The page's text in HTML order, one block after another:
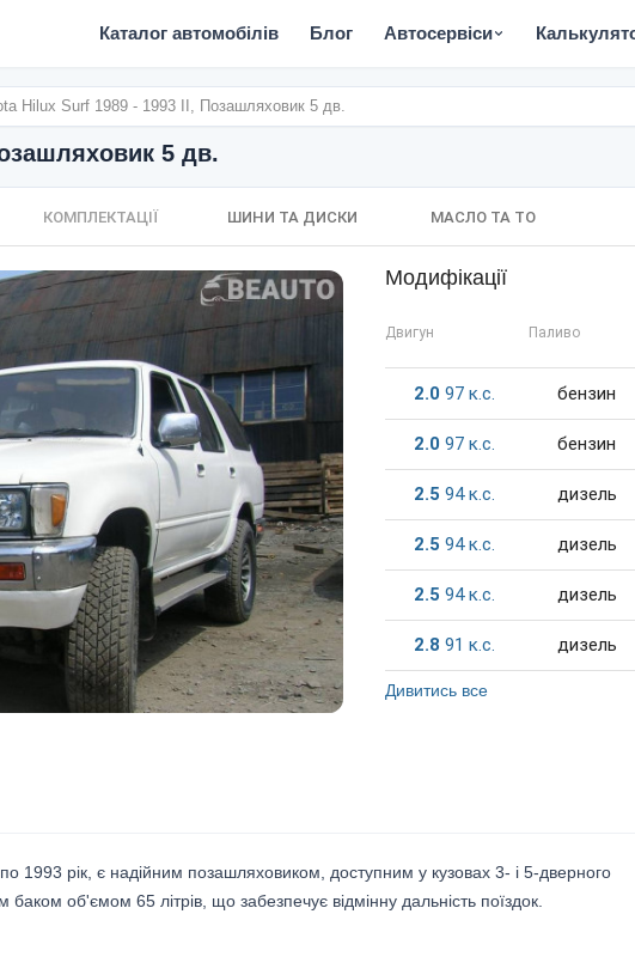
Каталог автомобілів Блог Автосервіси
Hilux Surf 1989 - 1993 II, Позашляховик 5 дв.
5 дв.
КОМПЛЕКТАЦІЇ ШИНИ ТА ДИСКИ МАСЛО ТА ТО
Модифікації
Двигун Паливо
2.0 97 к.c. бензин
2.0 97 к.c. бензин
2.5 94 к.c. дизель
2.5 94 к.c. дизель
2.5 94 к.c. дизель
2.8 91 к.c. дизель
Дивитись все
1993 рік, є надійним позашляховиком, доступним у кузовах 3- і 5-дверного
об'ємом 65 літрів, що забезпечує відмінну дальність поїздок.